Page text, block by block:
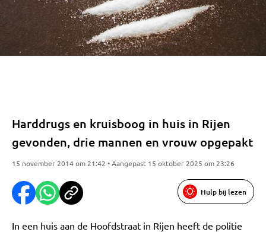
Harddrugs en kruisboog in huis in Rijen
gevonden, drie mannen en vrouw opgepakt
15 november 2014 om 21:42 • Aangepast 15 oktober 2025 om 23:26
Hulp bij lezen
In een huis aan de Hoofdstraat in Rijen heeft de politie